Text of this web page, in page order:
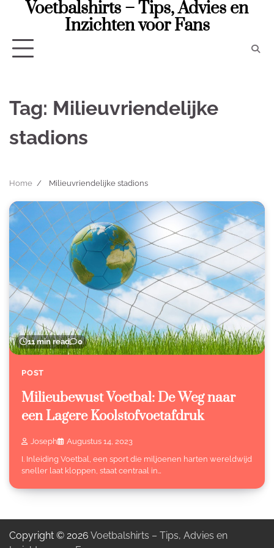
Voetbalshirts – Tips, Advies en
Inzichten voor Fans
Tag: Milieuvriendelijke
stadions
Home Milieuvriendelijke stadions
11 min read 0
POST
Milieubewust Voetbal: De Weg naar
een Lagere Koolstofvoetafdruk
Joseph
Augustus 14, 2023
I. Inleiding Voetbal, een sport die miljoenen harten wereldwijd
sneller laat kloppen, staat centraal in…
Copyright © 2026 Voetbalshirts – Tips, Advies en